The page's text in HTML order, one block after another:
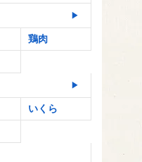
鶏肉
いくら